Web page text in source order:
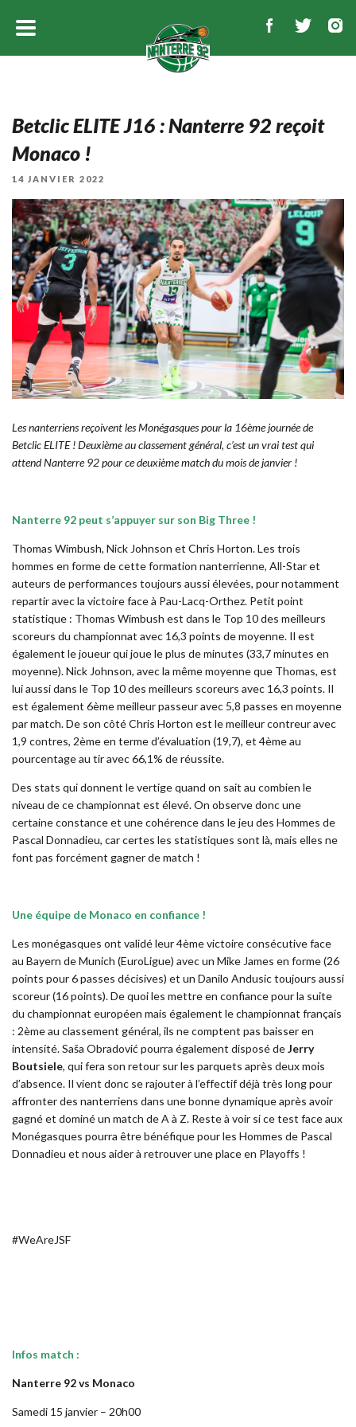
Betclic ELITE J16 : Nanterre 92 reçoit
Monaco !
PUBLIÉ
14 JANVIER 2022
Les nanterriens reçoivent les Monégasques pour la 16ème journée de
Betclic ELITE ! Deuxième au classement général, c’est un vrai test qui
attend Nanterre 92 pour ce deuxième match du mois de janvier !
Nanterre 92 peut s’appuyer sur son Big Three !
Thomas Wimbush, Nick Johnson et Chris Horton. Les trois
hommes en forme de cette formation nanterrienne, All-Star et
auteurs de performances toujours aussi élevées, pour notamment
repartir avec la victoire face à Pau-Lacq-Orthez. Petit point
statistique : Thomas Wimbush est dans le Top 10 des meilleurs
scoreurs du championnat avec 16,3 points de moyenne. Il est
également le joueur qui joue le plus de minutes (33,7 minutes en
moyenne). Nick Johnson, avec la même moyenne que Thomas, est
lui aussi dans le Top 10 des meilleurs scoreurs avec 16,3 points. Il
est également 6ème meilleur passeur avec 5,8 passes en moyenne
par match. De son côté Chris Horton est le meilleur contreur avec
1,9 contres, 2ème en terme d’évaluation (19,7), et 4ème au
pourcentage au tir avec 66,1% de réussite.
Des stats qui donnent le vertige quand on sait au combien le
niveau de ce championnat est élevé. On observe donc une
certaine constance et une cohérence dans le jeu des Hommes de
Pascal Donnadieu, car certes les statistiques sont là, mais elles ne
font pas forcément gagner de match !
Une équipe de Monaco en confiance !
Les monégasques ont validé leur 4ème victoire consécutive face
au Bayern de Munich (EuroLigue) avec un Mike James en forme (26
points pour 6 passes décisives) et un Danilo Andusic toujours aussi
scoreur (16 points). De quoi les mettre en confiance pour la suite
du championnat européen mais également le championnat français
: 2ème au classement général, ils ne comptent pas baisser en
intensité. Saša Obradović pourra également disposé deJerry
Boutsiele, qui fera son retour sur les parquets après deux mois
d’absence. Il vient donc se rajouter à l’effectif déjà très long pour
affronter des nanterriens dans une bonne dynamique après avoir
gagné et dominé un match de A à Z. Reste à voir si ce test face aux
Monégasques pourra être bénéfique pour les Hommes de Pascal
Donnadieu et nous aider à retrouver une place en Playoffs !
#WeAreJSF
Infos match :
Nanterre 92 vs Monaco
Samedi 15 janvier – 20h00